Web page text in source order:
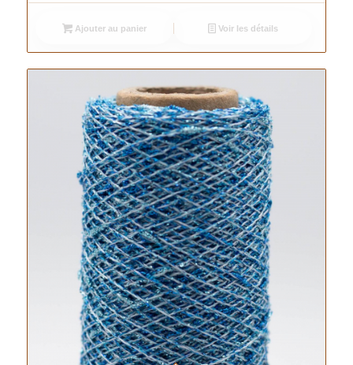
Ajouter au panier Voir les détails